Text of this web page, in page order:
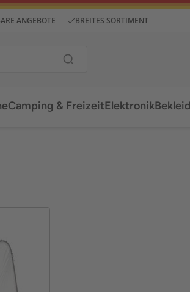
ANGEBOTE BREITES SORTIMENT
Camping & FreizeitElektronik